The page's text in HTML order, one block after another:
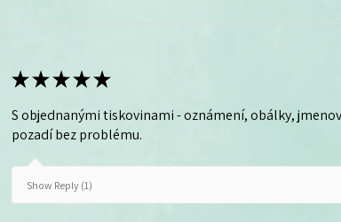
★★★★★
S objednanými tiskovinami - oznámení, obálky,
pozadí bez problému.
Show Reply (1)